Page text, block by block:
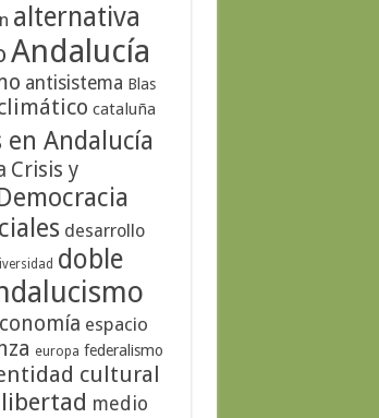
alternativa
Andalucía
antisistema Blas
cataluña
en Andalucía
Crisis y
desarrollo
doble
espacio
europa federalismo
cultural
libertad medio